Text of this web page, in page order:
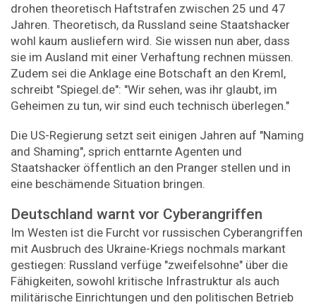
drohen theoretisch Haftstrafen zwischen 25 und 47
Jahren. Theoretisch, da Russland seine Staatshacker
wohl kaum ausliefern wird. Sie wissen nun aber, dass
sie im Ausland mit einer Verhaftung rechnen müssen.
Zudem sei die Anklage eine Botschaft an den Kreml,
schreibt "Spiegel.de": "Wir sehen, was ihr glaubt, im
Geheimen zu tun, wir sind euch technisch überlegen."
Die US-Regierung setzt seit einigen Jahren auf "Naming
and Shaming", sprich enttarnte Agenten und
Staatshacker öffentlich an den Pranger stellen und in
eine beschämende Situation bringen.
Deutschland warnt vor Cyberangriffen
Im Westen ist die Furcht vor russischen Cyberangriffen
mit Ausbruch des Ukraine-Kriegs nochmals markant
gestiegen: Russland verfüge "zweifelsohne" über die
Fähigkeiten, sowohl kritische Infrastruktur als auch
militärische Einrichtungen und den politischen Betrieb